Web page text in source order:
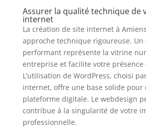
Assurer la qualité technique de
internet
La création de site internet à
approche technique rigoureuse. Un
performant représente la vitrine
entreprise et facilite votre présence
L’utilisation de WordPress, choisi
internet, offre une base solide pour
plateforme digitale. Le webdesign
contribue à la singularité de votre
professionnelle.